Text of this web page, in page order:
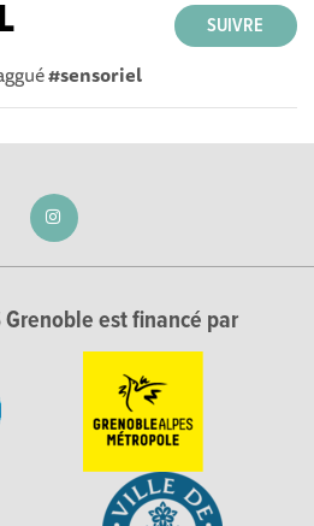
SUIVRE
#sensoriel
Grenoble est financé par